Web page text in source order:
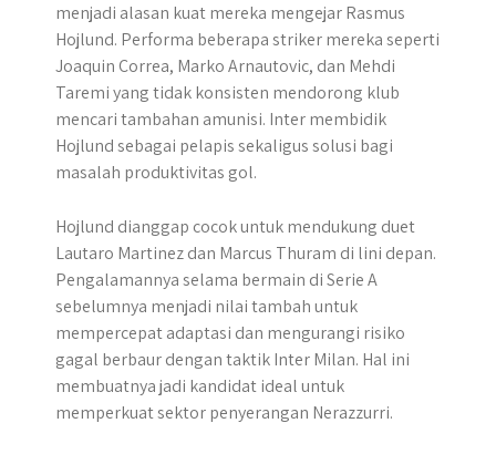
menjadi alasan kuat mereka mengejar Rasmus
Hojlund. Performa beberapa striker mereka seperti
Joaquin Correa, Marko Arnautovic, dan Mehdi
Taremi yang tidak konsisten mendorong klub
mencari tambahan amunisi. Inter membidik
Hojlund sebagai pelapis sekaligus solusi bagi
masalah produktivitas gol.
Hojlund dianggap cocok untuk mendukung duet
Lautaro Martinez dan Marcus Thuram di lini depan.
Pengalamannya selama bermain di Serie A
sebelumnya menjadi nilai tambah untuk
mempercepat adaptasi dan mengurangi risiko
gagal berbaur dengan taktik Inter Milan. Hal ini
membuatnya jadi kandidat ideal untuk
memperkuat sektor penyerangan Nerazzurri.